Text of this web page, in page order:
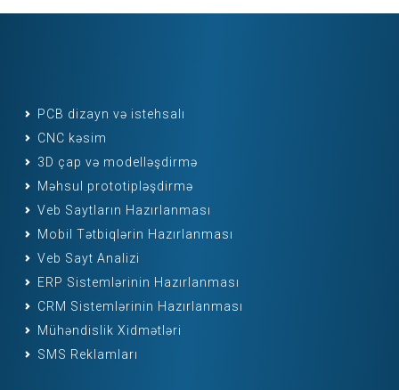
PCB dizayn və istehsalı
CNC kəsim
3D çap və modelləşdirmə
Məhsul prototipləşdirmə
Veb Saytların Hazırlanması
Mobil Tətbiqlərin Hazırlanması
Veb Sayt Analizi
ERP Sistemlərinin Hazırlanması
CRM Sistemlərinin Hazırlanması
Mühəndislik Xidmətləri
SMS Reklamları